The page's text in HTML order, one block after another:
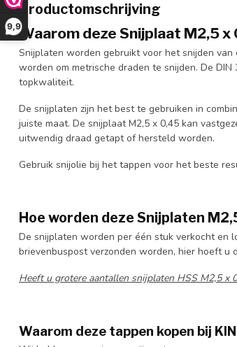
9,9
Productomschrijving
Waarom deze Snijplaat M2,5
Snijplaten worden gebruikt voor het snijden
worden om metrische draden te snijden. De
topkwaliteit.
De snijplaten zijn het best te gebruiken in
juiste maat. De snijplaat M2,5 x 0,45 kan
uitwendig draad getapt of hersteld worden.
Gebruik snijolie bij het tappen voor het beste
Hoe worden deze Snijplaten
De snijplaten worden per één stuk verkocht en
brievenbuspost verzonden worden, hier hoeft u
Heeft u grotere aantallen snijplaten HSS M2,5 x
Waarom deze tappen kopen bij